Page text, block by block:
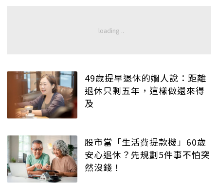
49歲提早退休的嫺人說：距離
退休只剩五年，這樣做還來得
及
股市當「生活費提款機」60歲
安心退休？先規劃5件事不怕突
然沒錢！